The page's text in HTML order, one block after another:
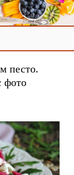
песто.
фото